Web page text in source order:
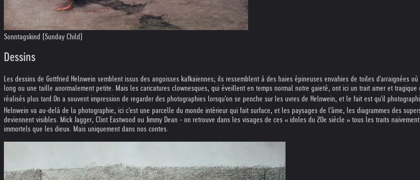
Sonntagskind (Sunday Child)
Dessins
Les dessins de Gottfried Helnwein semblent issus des angoisses kafkaïennes; ils ressemblent à des haies épineuses envahies de toiles d'arraignées
long ou une taille anormalement petite. Mais les caricatures clownesques, qui éveillent en temps normal notre gaieté, ont ici un trait amer et
réalisés plus tard.On a souvent impression de regarder des photographies lorsqu'on se penche sur les uvres de Helnwein, et le fait est qu'il
Helnwein va au-delà de la photographie, ici c'est une parcelle du monde intérieur qui fait surface, et les paysages de l'âme, les diagrammes des
deviennent visibles. Mick Jagger, Clint Eastwood ou Jimmy Dean - on retrouve dans les visages de ces « idoles du 20e siècle » tous les traits
immortels que les dieux. Mais uniquement dans nos contes.